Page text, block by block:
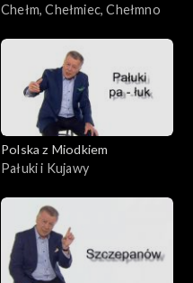
Chełm, Chełmiec, Chełmno
Polska z Miodkiem
Pałuki i Kujawy